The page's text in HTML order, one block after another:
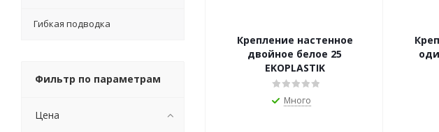
Крепление настенное
двойное белое 25
EKOPLASTIK
Много
Гибкая подводка
Фильтр по параметрам
Цена